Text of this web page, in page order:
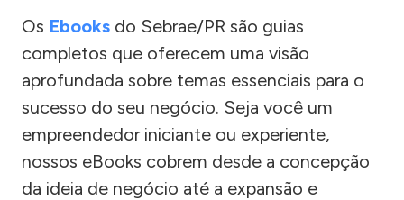
Os Ebooks do Sebrae/PR são guias
completos que oferecem uma visão
aprofundada sobre temas essenciais para o
sucesso do seu negócio. Seja você um
empreendedor iniciante ou experiente,
nossos eBooks cobrem desde a concepção
da ideia de negócio até a expansão e